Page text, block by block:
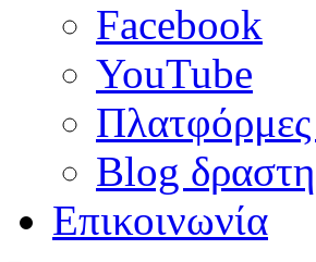
Facebook
YouTube
Blog
Επικοινωνία